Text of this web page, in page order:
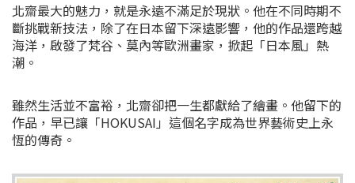
北齋最大的魅力，就是永遠不滿足於現狀。他在不同時期不
斷挑戰新技法，除了在日本留下深遠影響，他的作品還跨越
海洋，啟發了梵谷、莫內等歐洲畫家，掀起「日本風」熱
潮。
雖然生活並不富裕，北齋卻把一生都獻給了繪畫。他留下的
作品，早已讓「HOKUSAI」這個名字成為世界藝術史上永
恆的傳奇。